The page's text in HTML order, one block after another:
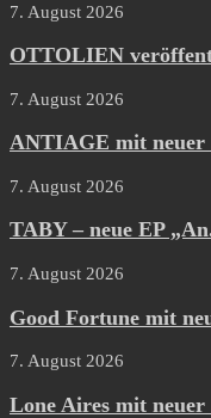
7. August 2026
OTTOLIEN
7. August 2026
ANTIAGE mit neuer
7. August 2026
TABY – neue EP
7. August 2026
Good Fortune mit
7. August 2026
Lone Aires mit neuer